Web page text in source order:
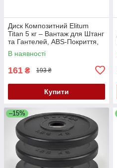
Диск Композитний Elitum
Titan 5 кг – Вантаж для Штанг
та Гантелей, ABS-Покриття,
Діаметр 31 мм
В наявності
161 ₴ 193 ₴
Купити
–15%